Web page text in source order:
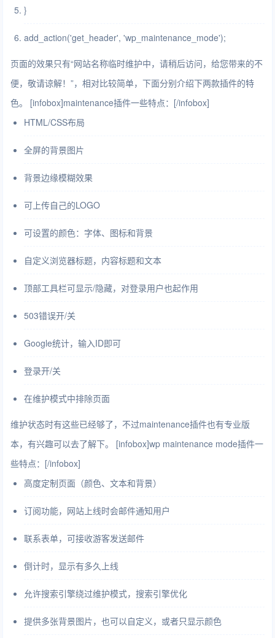
}
add_action('get_header', 'wp_maintenance_mode');
页面的效果只有“网站名称临时维护中，请稍后访问，给您带来的不
便，敬请谅解！”，相对比较简单，下面分别介绍下两款插件的特
色。 [infobox]maintenance插件一些特点：[/infobox]
HTML/CSS布局
全屏的背景图片
背景边缘模糊效果
可上传自己的LOGO
可设置的颜色：字体、图标和背景
自定义浏览器标题，内容标题和文本
顶部工具栏可显示/隐藏，对登录用户也起作用
503错误开/关
Google统计，输入ID即可
登录开/关
在维护模式中排除页面
维护状态时有这些已经够了，不过maintenance插件也有专业版
本，有兴趣可以去了解下。 [infobox]wp maintenance mode插件一
些特点：[/infobox]
高度定制页面（颜色、文本和背景）
订阅功能，网站上线时会邮件通知用户
联系表单，可接收游客发送邮件
倒计时，显示有多久上线
允许搜索引擎绕过维护模式，搜索引擎优化
提供多张背景图片，也可以自定义，或者只显示颜色